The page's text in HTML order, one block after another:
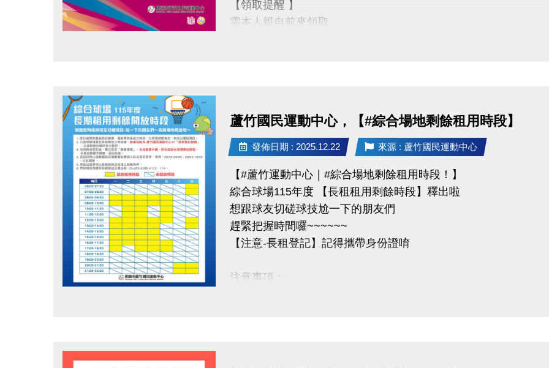
◆ 洽詢專線｜03-2639066 #106
-
【領取提醒 】
需本人親自前來領取
桃園市蘆竹國民運動中心
洽詢專線：03-2639066 #112 (客服部)
官網 : https://www.lzsports.com.tw/zh_TW/news/pageID/1/
FB : 桃園市蘆竹國民運動中心
IG : @luzhusports
蘆竹國民運動中心，【#綜合場地剩餘租用時段】
發佈日期 : 2025.12.22 來源 : 蘆竹國民運動中心
【#蘆竹運動中心｜#綜合場地剩餘租用時段！】
綜合球場115年度 【長租租用剩餘時段】釋出啦
想跟球友切磋球技尬一下的朋友們
趕緊把握時間囉~~~~~~
【注意-長租登記】記得攜帶身份證唷
注意事項：